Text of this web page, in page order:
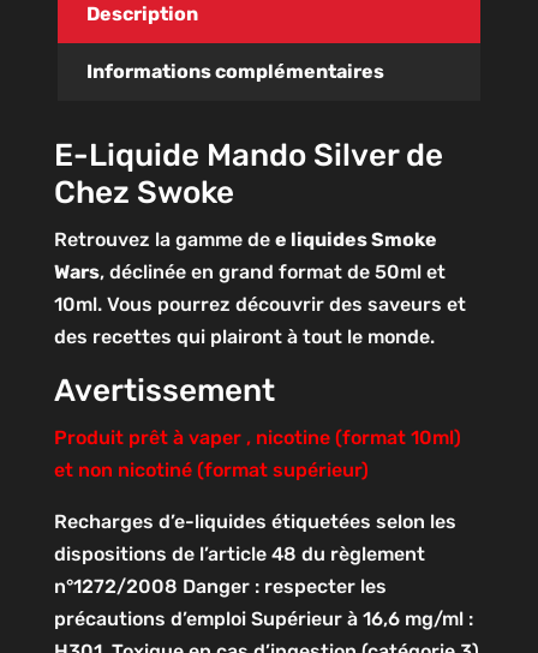
Description
Informations complémentaires
E-Liquide Mando Silver de
Chez Swoke
Retrouvez la gamme de e liquides Smoke
Wars, déclinée en grand format de 50ml et
10ml. Vous pourrez découvrir des saveurs et
des recettes qui plairont à tout le monde.
Avertissement
Produit prêt à vaper , nicotine (format 10ml)
et non nicotiné (format supérieur)
Recharges d’e-liquides étiquetées selon les
dispositions de l’article 48 du règlement
n°1272/2008 Danger : respecter les
précautions d’emploi Supérieur à 16,6 mg/ml :